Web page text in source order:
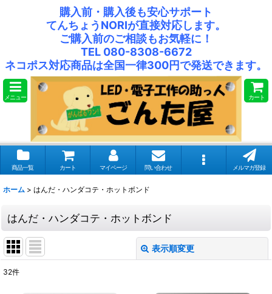
購入前・購入後も安心サポート
てんちょうNORIが直接対応します。
ご購入前のご相談もお気軽に！
TEL 080-8308-6672
ネコポス対応商品は全国一律300円で発送できます。
メニュー カート
商品一覧 カート マイページ 問い合わせ メルマガ登録
ホーム > はんだ・ハンダコテ・ホットボンド
はんだ・ハンダコテ・ホットボンド
表示順変更
32件